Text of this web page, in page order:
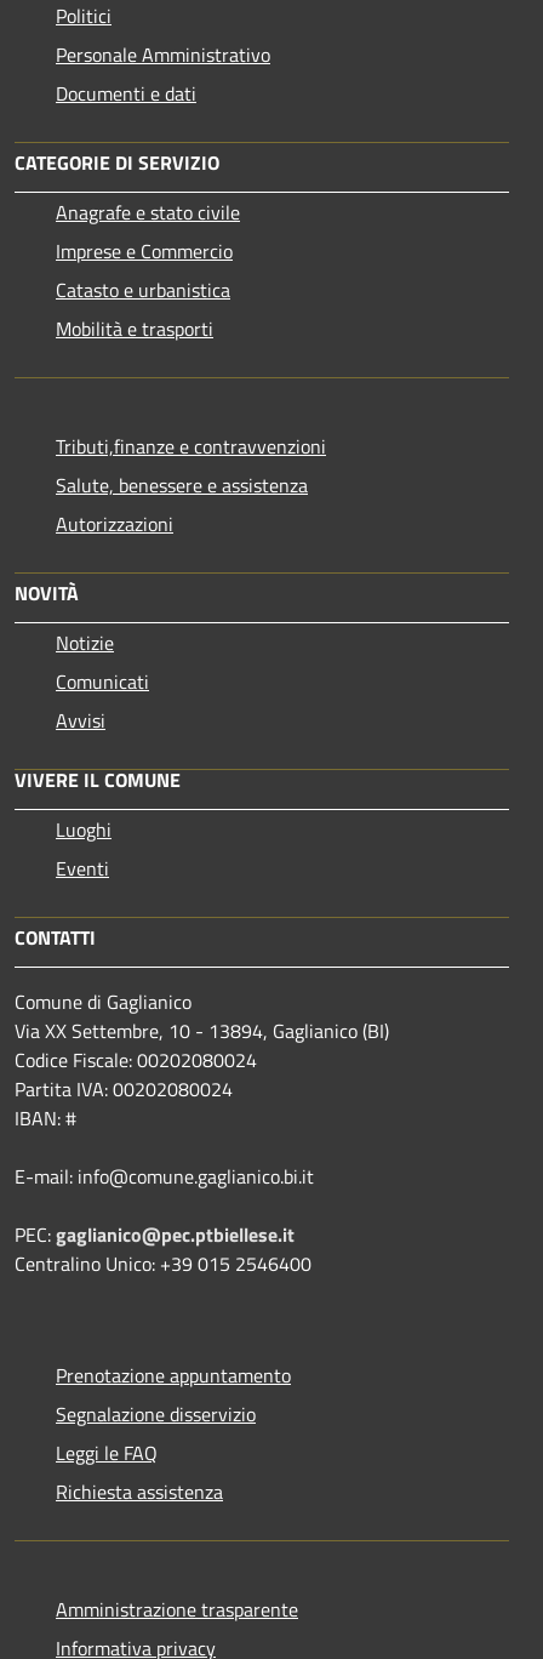
Politici
Personale Amministrativo
Documenti e dati
CATEGORIE DI SERVIZIO
Anagrafe e stato civile
Imprese e Commercio
Catasto e urbanistica
Mobilità e trasporti
Tributi,finanze e contravvenzioni
Salute, benessere e assistenza
Autorizzazioni
NOVITÀ
Notizie
Comunicati
Avvisi
VIVERE IL COMUNE
Luoghi
Eventi
CONTATTI
Comune di Gaglianico
Via XX Settembre, 10 - 13894, Gaglianico (BI)
Codice Fiscale: 00202080024
Partita IVA: 00202080024
IBAN: #
E-mail: info@comune.gaglianico.bi.it
PEC:gaglianico@pec.ptbiellese.it
Centralino Unico: +39 015 2546400
Prenotazione appuntamento
Segnalazione disservizio
Leggi le FAQ
Richiesta assistenza
Amministrazione trasparente
Informativa privacy